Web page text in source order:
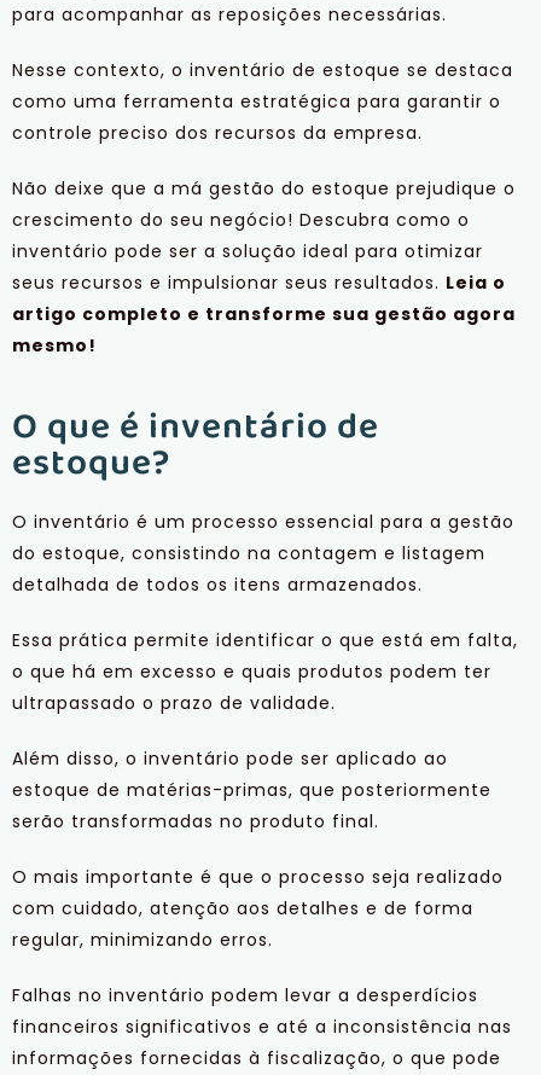
para acompanhar as reposições necessárias.
Nesse contexto, o inventário de estoque se destaca
como uma ferramenta estratégica para garantir o
controle preciso dos recursos da empresa.
Não deixe que a má gestão do estoque prejudique o
crescimento do seu negócio! Descubra como o
inventário pode ser a solução ideal para otimizar
seus recursos e impulsionar seus resultados. Leia o
artigo completo e transforme sua gestão agora
mesmo!
O que é inventário de
estoque?
O inventário é um processo essencial para a gestão
do estoque, consistindo na contagem e listagem
detalhada de todos os itens armazenados.
Essa prática permite identificar o que está em falta,
o que há em excesso e quais produtos podem ter
ultrapassado o prazo de validade.
Além disso, o inventário pode ser aplicado ao
estoque de matérias-primas, que posteriormente
serão transformadas no produto final.
O mais importante é que o processo seja realizado
com cuidado, atenção aos detalhes e de forma
regular, minimizando erros.
Falhas no inventário podem levar a desperdícios
financeiros significativos e até a inconsistência nas
informações fornecidas à fiscalização, o que pode